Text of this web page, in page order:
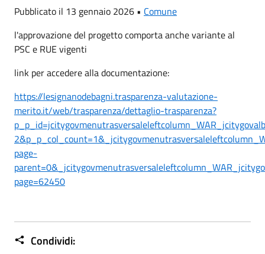
Pubblicato il 13 gennaio 2026 • Comune
l'approvazione del progetto comporta anche variante al
PSC e RUE vigenti
link per accedere alla documentazione:
https://lesignanodebagni.trasparenza-valutazione-
merito.it/web/trasparenza/dettaglio-trasparenza?
page-
page=62450
Condividi: